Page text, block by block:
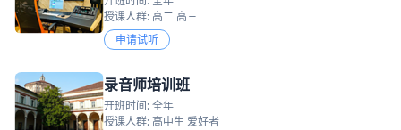
授课人群: 高二 高三
申请试听
录音师培训班
开班时间: 全年
授课人群: 高中生 爱好者